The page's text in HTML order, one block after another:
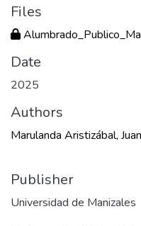
Files
Date
2025
Authors
Marulanda Aristizábal,
Publisher
Universidad de Manizales